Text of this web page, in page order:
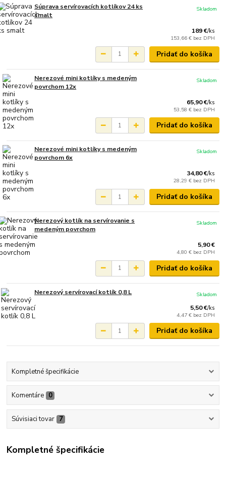
Súprava servírovacích kotlíkov 24 ks
smalt
189 €/ks
153,66 € bez DPH
Skladom
Pridať do košíka
Nerezové mini kotlíky s medeným
povrchom 12x
65,90 €/ks
53,58 € bez DPH
Skladom
Pridať do košíka
Nerezové mini kotlíky s medeným
povrchom 6x
34,80 €/ks
28,29 € bez DPH
Skladom
Pridať do košíka
Nerezový kotlík na servírovanie s
medeným povrchom
5,90 €
4,80 € bez DPH
Skladom
Pridať do košíka
Nerezový servírovací kotlík 0,8 L
5,50 €/ks
4,47 € bez DPH
Skladom
Pridať do košíka
Kompletné špecifikácie
Komentáre 0
Súvisiaci tovar 7
Kompletné špecifikácie